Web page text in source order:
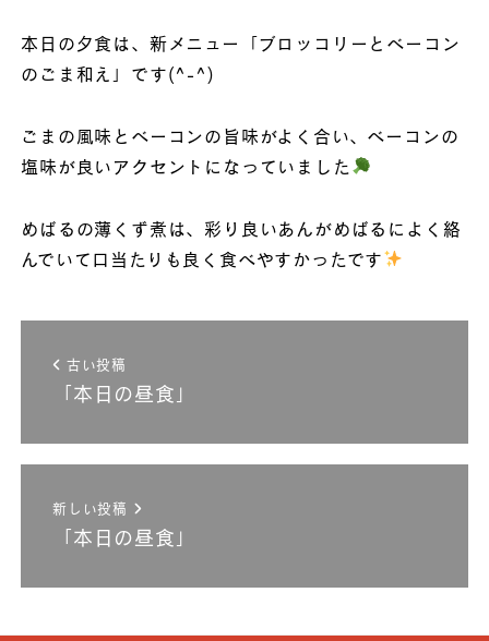
本日の夕食は、新メニュー「ブロッコリーとベーコン
のごま和え」です(^-^)
ごまの風味とベーコンの旨味がよく合い、ベーコンの
塩味が良いアクセントになっていました
めばるの薄くず煮は、彩り良いあんがめばるによく絡
んでいて口当たりも良く食べやすかったです
古い投稿
「本日の昼食」
新しい投稿
「本日の昼食」